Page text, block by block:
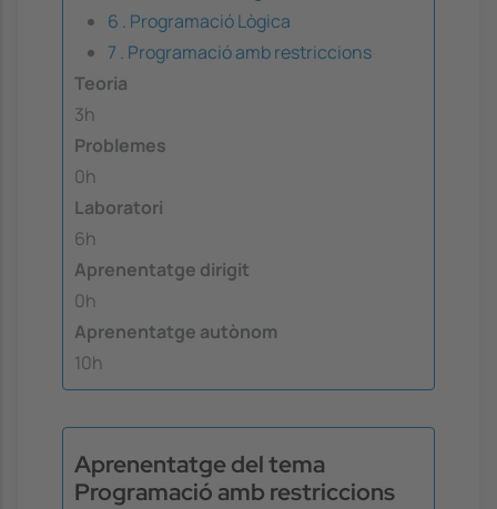
6 . Programació Lògica
7 . Programació amb restriccions
Teoria
3h
Problemes
0h
Laboratori
6h
Aprenentatge dirigit
0h
Aprenentatge autònom
10h
Aprenentatge del tema
Programació amb restriccions